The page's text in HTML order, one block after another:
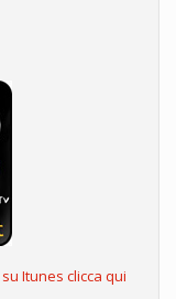
Itunes clicca qui